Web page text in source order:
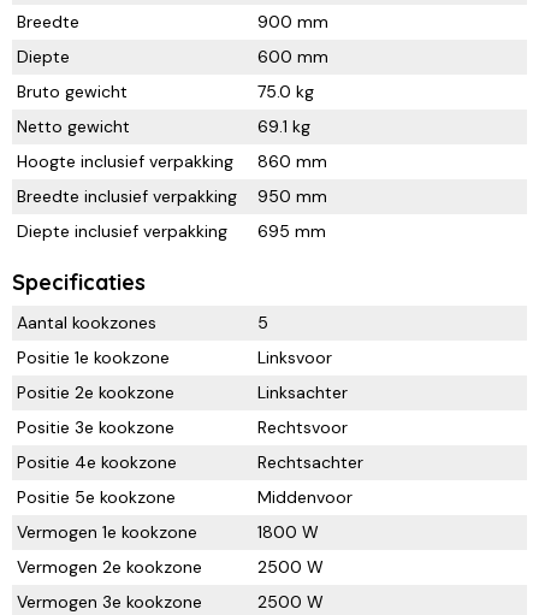
Breedte
900 mm
Diepte
600 mm
Bruto gewicht
75.0 kg
Netto gewicht
69.1 kg
Hoogte inclusief verpakking
860 mm
Breedte inclusief verpakking
950 mm
Diepte inclusief verpakking
695 mm
Specificaties
Aantal kookzones
5
Positie 1e kookzone
Linksvoor
Positie 2e kookzone
Linksachter
Positie 3e kookzone
Rechtsvoor
Positie 4e kookzone
Rechtsachter
Positie 5e kookzone
Middenvoor
Vermogen 1e kookzone
1800 W
Vermogen 2e kookzone
2500 W
Vermogen 3e kookzone
2500 W